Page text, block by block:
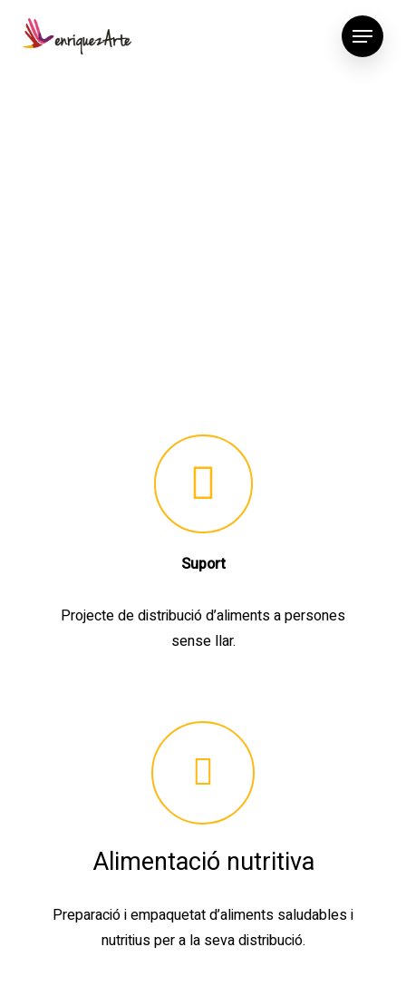
Suport
Projecte de distribució d’aliments a persones
sense llar.
Alimentació nutritiva
Preparació i empaquetat d’aliments saludables i
nutritius per a la seva distribució.